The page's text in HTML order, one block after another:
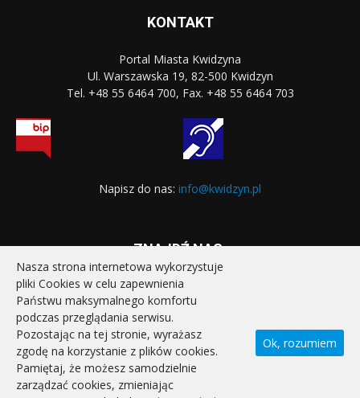
KONTAKT
Portal Miasta Kwidzyna
Ul. Warszawska 19, 82-500 Kwidzyn
Tel. +48 55 6464 700, Fax. +48 55 6464 703
Napisz do nas: info@kwidzyn.pl
ZNAJDŹ NAS:
STRONA GŁÓWNA
REALIZOWANE PROJEKTY
POLITYKA PRYWATNOŚCI
DEKLARACJA DOSTĘPNOŚCI
KONTAKT
Nasza strona internetowa wykorzystuje
pliki Cookies w celu zapewnienia
Państwu maksymalnego komfortu
podczas przeglądania serwisu.
Pozostając na tej stronie, wyrażasz
zgodę na korzystanie z plików cookies.
Pamiętaj, że możesz samodzielnie
zarządzać cookies, zmieniając
Ok, rozumiem